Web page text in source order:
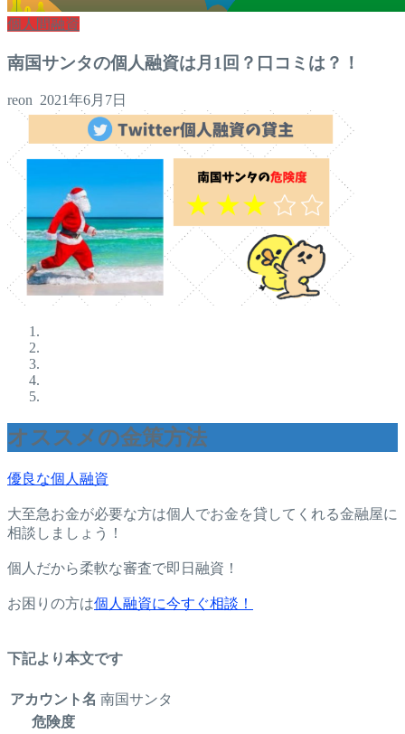
個人間融資
南国サンタの個人融資は月1回？口コミは？！
reon 2021年6月7日
オススメの金策方法
優良な個人融資
大至急お金が必要な方は個人でお金を貸してくれる金融屋に
相談しましょう！
個人だから柔軟な審査で即日融資！
お困りの方は個人融資に今すぐ相談！
下記より本文です
アカウント名 南国サンタ
危険度